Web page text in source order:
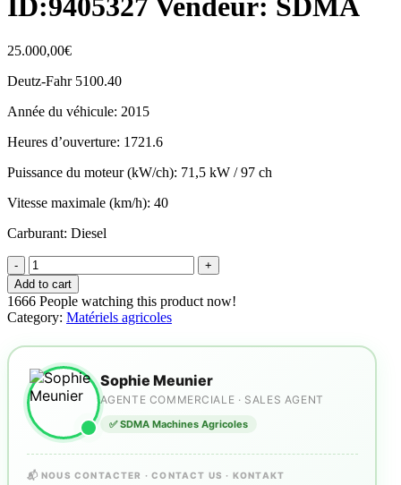
ID:9405327 Vendeur: SDMA
25.000,00€
Deutz-Fahr 5100.40
Année du véhicule: 2015
Heures d’ouverture: 1721.6
Puissance du moteur (kW/ch): 71,5 kW / 97 ch
Vitesse maximale (km/h): 40
Carburant: Diesel
Deutz
Fahr
5100.40
ID:9405327
Vendeur:
SDMA
quantity
Add to cart
1666 People watching this product now!
Category: Matériels agricoles
Sophie Meunier
AGENTE COMMERCIALE · SALES AGENT
✅ SDMA Machines Agricoles
📬 NOUS CONTACTER · CONTACT US · KONTAKT